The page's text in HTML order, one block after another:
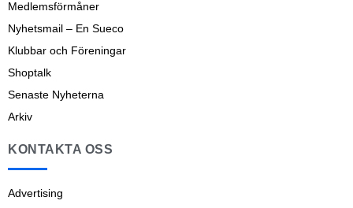
Medlemsförmåner
Nyhetsmail – En Sueco
Klubbar och Föreningar
Shoptalk
Senaste Nyheterna
Arkiv
KONTAKTA OSS
Advertising